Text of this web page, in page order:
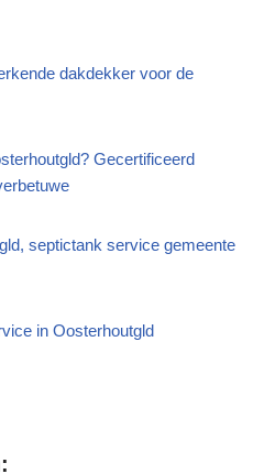
dakdekker voor de
Gecertificeerd
septictank service gemeente
in Oosterhoutgld